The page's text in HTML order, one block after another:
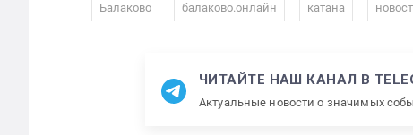
Балаково балаково.онлайн катана
ЧИТАЙТЕ НАШ КАНАЛ В
Актуальные новости о значимых